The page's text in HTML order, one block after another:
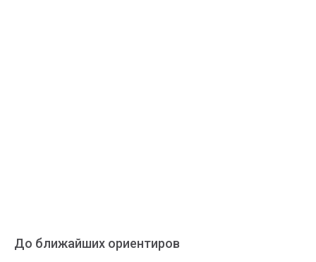
До ближайших ориентиров